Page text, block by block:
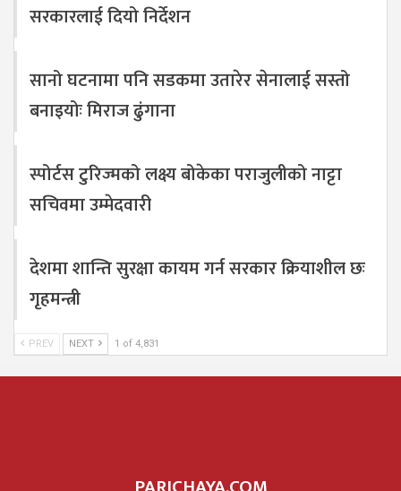
सरकारलाई दियो निर्देशन
सानो घटनामा पनि सडकमा उतारेर सेनालाई सस्तो
बनाइयोः मिराज ढुंगाना
स्पोर्टस टुरिज्मको लक्ष्य बोकेका पराजुलीको नाट्टा
सचिवमा उम्मेदवारी
देशमा शान्ति सुरक्षा कायम गर्न सरकार क्रियाशील छः
गृहमन्त्री
PREV NEXT 1 of 4,831